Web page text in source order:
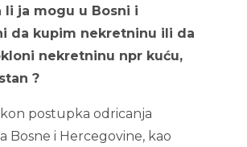
li ja mogu u Bosni i
da kupim nekretninu ili da
nekretninu npr kuću,
?
postupka odricanja
Bosne i Hercegovine, kao